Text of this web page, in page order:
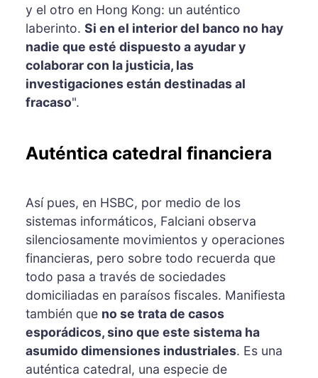
y el otro en Hong Kong: un auténtico
laberinto. Si en el interior del banco no hay
nadie que esté dispuesto a ayudar y
colaborar con la justicia, las
investigaciones están destinadas al
fracaso".
Auténtica catedral financiera
Así pues, en HSBC, por medio de los
sistemas informáticos, Falciani observa
silenciosamente movimientos y operaciones
financieras, pero sobre todo recuerda que
todo pasa a través de sociedades
domiciliadas en paraísos fiscales. Manifiesta
también que no se trata de casos
esporádicos, sino que este sistema ha
asumido dimensiones industriales. Es una
auténtica catedral, una especie de